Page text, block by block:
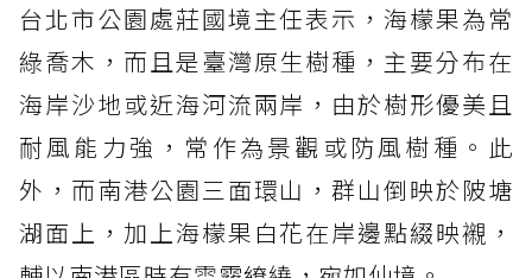
台北市公園處莊國境主任表示，海檬果為常
綠喬木，而且是臺灣原生樹種，主要分布在
海岸沙地或近海河流兩岸，由於樹形優美且
耐風能力強，常作為景觀或防風樹種。此
外，而南港公園三面環山，群山倒映於陂塘
湖面上，加上海檬果白花在岸邊點綴映襯，